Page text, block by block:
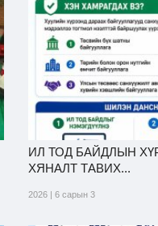
ИЛ ТОД БАЙДЛЫН
ХЯНАЛТ ТАВИХ...
2026 | 6 сарын 3